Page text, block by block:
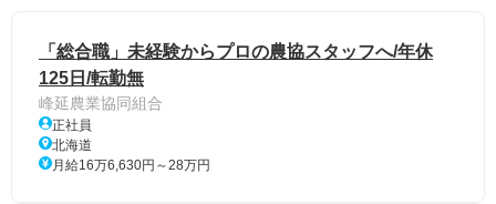
「総合職」未経験からプロの農協スタッフへ/年休
125日/転勤無
峰延農業協同組合
正社員
北海道
月給16万6,630円～28万円